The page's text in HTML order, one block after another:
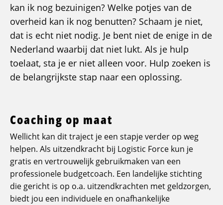
kan ik nog bezuinigen? Welke potjes van de
overheid kan ik nog benutten? Schaam je niet,
dat is echt niet nodig. Je bent niet de enige in de
Nederland waarbij dat niet lukt. Als je hulp
toelaat, sta je er niet alleen voor. Hulp zoeken is
de belangrijkste stap naar een oplossing.
Coaching op maat
Wellicht kan dit traject je een stapje verder op weg
helpen. Als uitzendkracht bij Logistic Force kun je
gratis en vertrouwelijk gebruikmaken van een
professionele budgetcoach. Een landelijke stichting
die gericht is op o.a. uitzendkrachten met geldzorgen,
biedt jou een individuele en onafhankelijke